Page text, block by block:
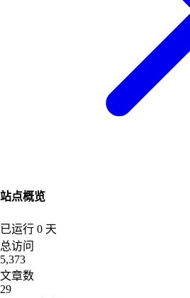
站点概览
已运行 0 天
总访问
5,373
文章数
29